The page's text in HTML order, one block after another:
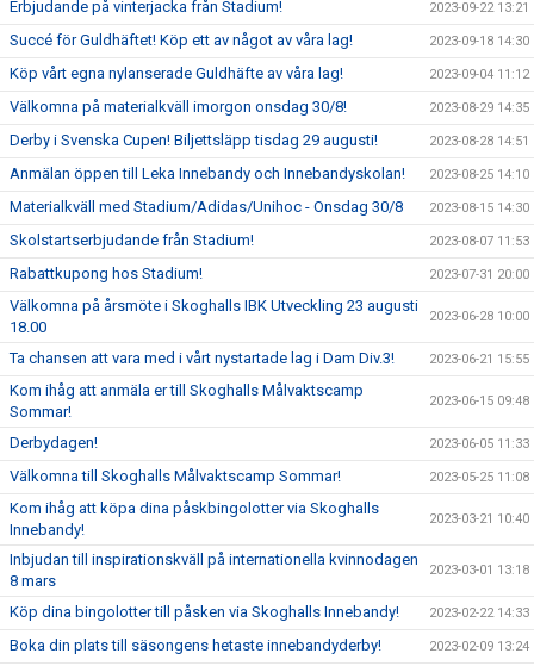
Erbjudande på vinterjacka från Stadium! 2023-09-22 13:21
Succé för Guldhäftet! Köp ett av något av våra lag! 2023-09-18 14:30
Köp vårt egna nylanserade Guldhäfte av våra lag! 2023-09-04 11:12
Välkomna på materialkväll imorgon onsdag 30/8! 2023-08-29 14:35
Derby i Svenska Cupen! Biljettsläpp tisdag 29 augusti! 2023-08-28 14:51
Anmälan öppen till Leka Innebandy och Innebandyskolan! 2023-08-25 14:10
Materialkväll med Stadium/Adidas/Unihoc - Onsdag 30/8 2023-08-15 14:30
Skolstartserbjudande från Stadium! 2023-08-07 11:53
Rabattkupong hos Stadium! 2023-07-31 20:00
Välkomna på årsmöte i Skoghalls IBK Utveckling 23 augusti
18.00
2023-06-28 10:00
Ta chansen att vara med i vårt nystartade lag i Dam Div.3! 2023-06-21 15:55
Kom ihåg att anmäla er till Skoghalls Målvaktscamp
Sommar!
2023-06-15 09:48
Derbydagen! 2023-06-05 11:33
Välkomna till Skoghalls Målvaktscamp Sommar! 2023-05-25 11:08
Kom ihåg att köpa dina påskbingolotter via Skoghalls
Innebandy!
2023-03-21 10:40
Inbjudan till inspirationskväll på internationella kvinnodagen
8 mars
2023-03-01 13:18
Köp dina bingolotter till påsken via Skoghalls Innebandy! 2023-02-22 14:33
Boka din plats till säsongens hetaste innebandyderby! 2023-02-09 13:24